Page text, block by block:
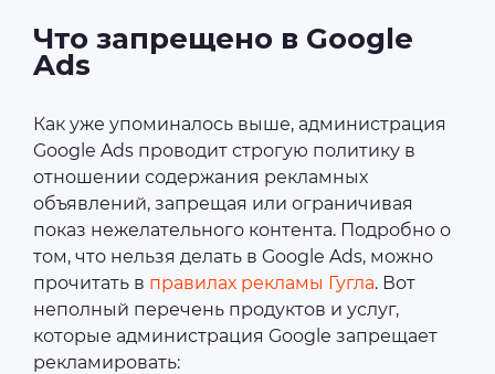
Что запрещено в Google
Ads
Как уже упоминалось выше, администрация
Google Ads проводит строгую политику в
отношении содержания рекламных
объявлений, запрещая или ограничивая
показ нежелательного контента. Подробно о
том, что нельзя делать в Google Ads, можно
прочитать в правилах рекламы Гугла. Вот
неполный перечень продуктов и услуг,
которые администрация Google запрещает
рекламировать: